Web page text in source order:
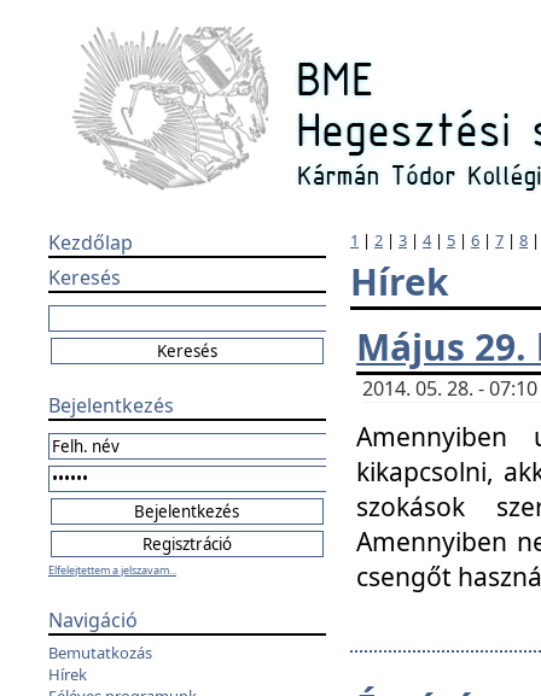
Kezdőlap
Keresés
Bejelentkezés
Elfelejtettem a jelszavam...
Navigáció
Bemutatkozás
Hírek
1 | 2 | 3 | 4| 5 | 6 | 7 | 8
Hírek
Május
2014. 05. 28. -
kikapcsolni,
szokások
Amennyiben
csengőt